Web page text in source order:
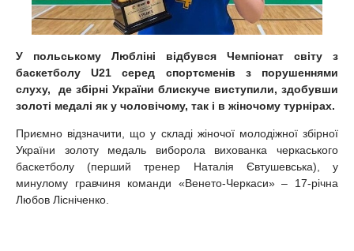
У польському Любліні відбувся Чемпіонат світу з
баскетболу U21 серед спортсменів з порушеннями
слуху, де збірні України блискуче виступили, здобувши
золоті медалі як у чоловічому, так і в жіночому турнірах.
Приємно відзначити, що у складі жіночої молодіжної збірної
України золоту медаль виборола вихованка черкаського
баскетболу (перший тренер Наталія Євтушевська), у
минулому гравчиня команди «Венето-Черкаси» – 17-річна
Любов Лісніченко.